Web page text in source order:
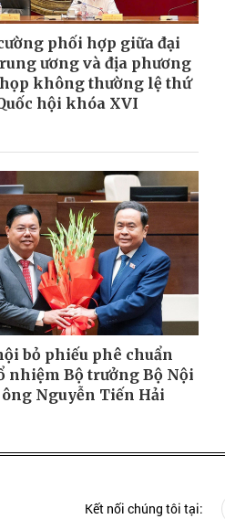
phối hợp giữa đại
ương và địa phương
không thường lệ thứ
hội khóa XVI
bỏ phiếu phê chuẩn
nhiệm Bộ trưởng Bộ Nội
Nguyễn Tiến Hải
Kết nối chúng tôi tại: